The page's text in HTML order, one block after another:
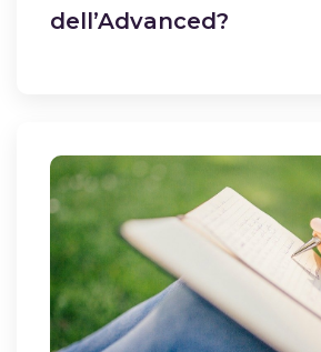
dell’Advanced?